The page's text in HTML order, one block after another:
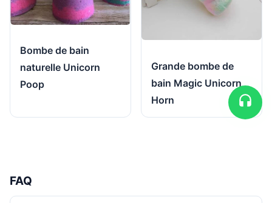
Bombe de bain
naturelle Unicorn
Poop
Grande bombe de
bain Magic Unicorn
Horn
FAQ